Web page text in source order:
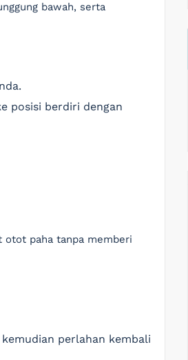
bawah, serta
posisi berdiri dengan
paha tanpa memberi
perlahan kembali